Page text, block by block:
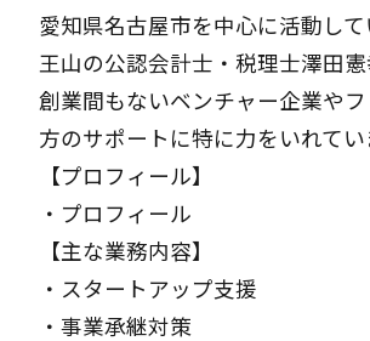
愛知県名古屋市を中心に活動し
王山の公認会計士・税理士澤田憲
創業間もないベンチャー企業や
方のサポートに特に力をいれてい
【プロフィール】
・ プロフィール
【主な業務内容】
・ スタートアップ支援
・ 事業承継対策